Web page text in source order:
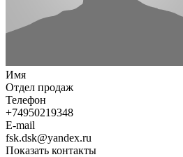
Имя
Отдел продаж
Телефон
+74950219348
E-mail
fsk.dsk@yandex.ru
Показать контакты